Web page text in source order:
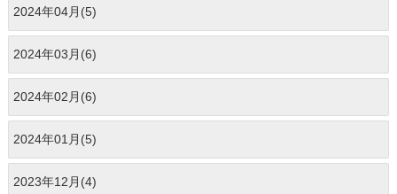
2024年04月(5)
2024年03月(6)
2024年02月(6)
2024年01月(5)
2023年12月(4)